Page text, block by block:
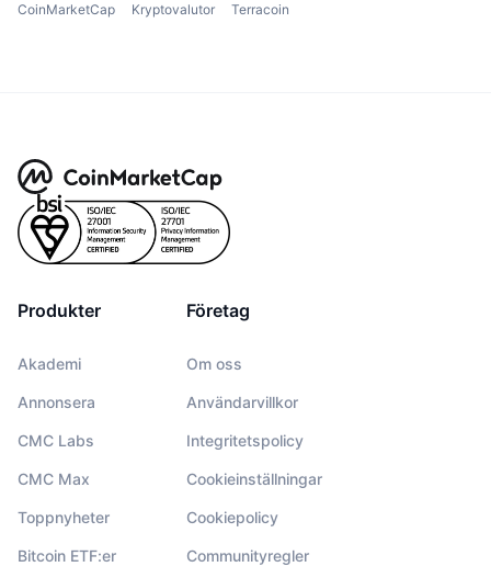
CoinMarketCap Kryptovalutor Terracoin
Produkter
Akademi
Annonsera
CMC Labs
CMC Max
Toppnyheter
Bitcoin ETF:er
Företag
Om oss
Användarvillkor
Integritetspolicy
Cookieinställningar
Cookiepolicy
Communityregler